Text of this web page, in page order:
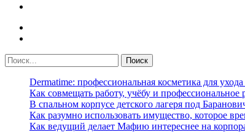
Dermatime: профессиональная косметика для
Как совмещать работу, учёбу и профессиональное
В спальном корпусе детского лагеря под
Как разумно использовать имущество, которое
Как ведущий делает Мафию интереснее на